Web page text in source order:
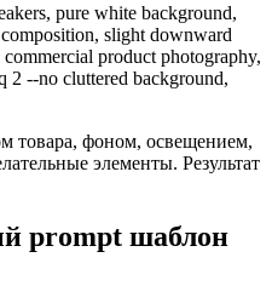
pure white background,
slight downward
product photography,
2 --no cluttered background,
товара, фоном, освещением,
элементы. Результат
prompt шаблон